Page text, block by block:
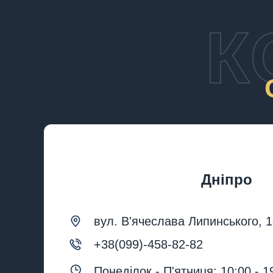
Дніпро
вул. В'ячеслава Липинського,
+38(099)-458-82-82